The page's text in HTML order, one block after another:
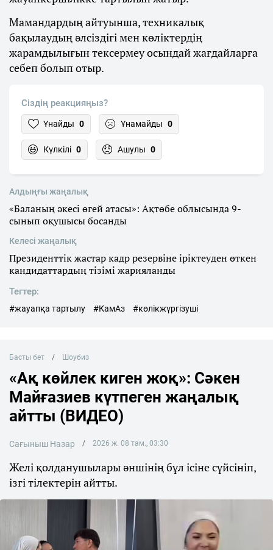
Мамандардың айтуынша, техникалық
бақылаудың әлсіздігі мен көліктердің
жарамдылығын тексермеу осындай жағдайларға
себеп болып отыр.
Сіздің реакцияңыз?
Ұнайды 0 Ұнамайды 0
Күлкілі 0 Ашулы 0
Алдыңғы жаңалық
«Баланың әкесі өгей атасы»: Ақтөбе облысында 9-
сынып оқушысы босанды
Келесі жаңалық
Президенттік жастар кадр резервіне іріктеуден өткен
кандидаттардың тізімі жарияланды
Тегтер:
#жауапқа тартылу #КамАз #көлікжүргізуші
Басты бет Шоубиз
«Ақ көйлек киген жоқ»: Сәкен
Майғазиев күтпеген жаңалық
айтты (ВИДЕО)
Сағыныш Назар 2026 ж. 08 там., 03:30
Желі қолданушылары әншінің бұл ісіне сүйсініп,
ізгі тілектерін айтты.